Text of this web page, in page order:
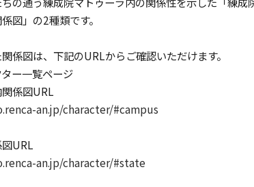
図」の2種類です。
係図は、下記のURLからご確認いただけます。
ー一覧ページ
係図URL
an.jp/character/#campus
URL
an.jp/character/#state